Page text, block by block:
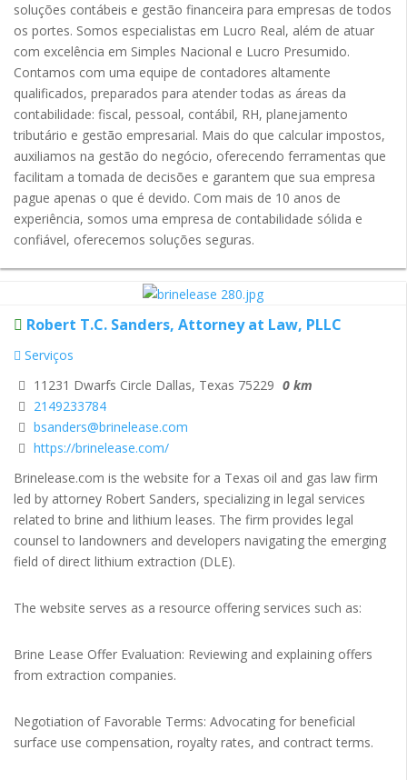
soluções contábeis e gestão financeira para empresas de todos
os portes. Somos especialistas em Lucro Real, além de atuar
com excelência em Simples Nacional e Lucro Presumido.
Contamos com uma equipe de contadores altamente
qualificados, preparados para atender todas as áreas da
contabilidade: fiscal, pessoal, contábil, RH, planejamento
tributário e gestão empresarial. Mais do que calcular impostos,
auxiliamos na gestão do negócio, oferecendo ferramentas que
facilitam a tomada de decisões e garantem que sua empresa
pague apenas o que é devido. Com mais de 10 anos de
experiência, somos uma empresa de contabilidade sólida e
confiável, oferecemos soluções seguras.
Robert T.C. Sanders, Attorney at Law, PLLC
Serviços
11231 Dwarfs Circle Dallas, Texas 75229 0 km
2149233784
bsanders@brinelease.com
https://brinelease.com/
Brinelease.com is the website for a Texas oil and gas law firm
led by attorney Robert Sanders, specializing in legal services
related to brine and lithium leases. The firm provides legal
counsel to landowners and developers navigating the emerging
field of direct lithium extraction (DLE).
The website serves as a resource offering services such as:
Brine Lease Offer Evaluation: Reviewing and explaining offers
from extraction companies.
Negotiation of Favorable Terms: Advocating for beneficial
surface use compensation, royalty rates, and contract terms.